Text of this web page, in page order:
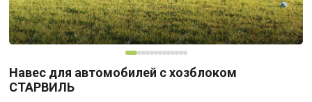
Навес для автомобилей с хозблоком
СТАРВИЛЬ